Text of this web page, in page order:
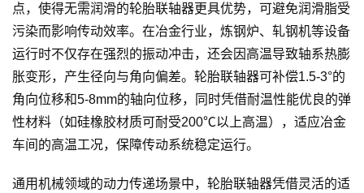
点，使得无需润滑的轮胎联轴器更具优势，可避免润滑脂受
污染而影响传动效率。在冶金行业，炼钢炉、轧钢机等设备
运行时不仅存在强烈的振动冲击，还会因高温导致轴系热膨
胀变形，产生径向与角向偏差。轮胎联轴器可补偿1.5-3°的
角向位移和5-8mm的轴向位移，同时凭借耐温性能优良的弹
性材料（如硅橡胶材质可耐受200℃以上高温），适应冶金
车间的高温工况，保障传动系统稳定运行。
通用机械领域的动力传递场景中，轮胎联轴器凭借灵活的适